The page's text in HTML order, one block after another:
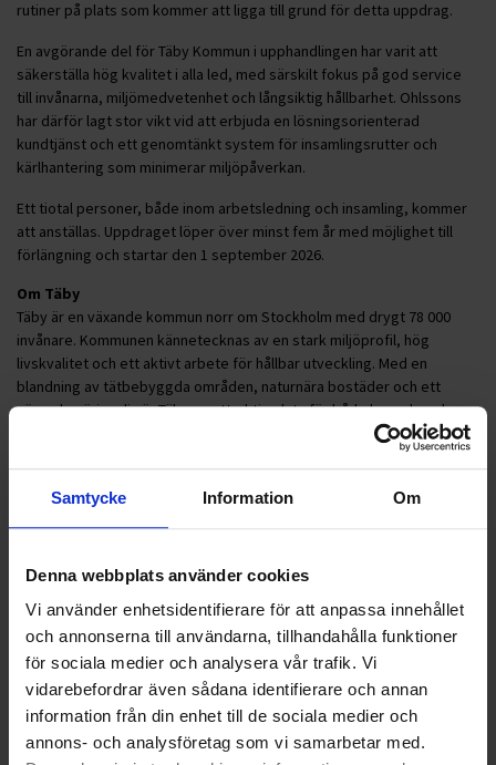
Samtycke Information Om
Denna webbplats använder cookies
Vi använder enhetsidentifierare för att anpassa innehållet
och annonserna till användarna, tillhandahålla funktioner
för sociala medier och analysera vår trafik. Vi
vidarebefordrar även sådana identifierare och annan
information från din enhet till de sociala medier och
annons- och analysföretag som vi samarbetar med.
rutiner på plats som kommer att ligga till grund för detta uppdrag.
En avgörande del för Täby Kommun i upphandlingen har varit att
säkerställa hög kvalitet i alla led, med särskilt fokus på god service
till invånarna, miljömedvetenhet och långsiktig hållbarhet. Ohlssons
har därför lagt stor vikt vid att erbjuda en lösningsorienterad
kundtjänst och ett genomtänkt system för insamlingsrutter och
kärlhantering som minimerar miljöpåverkan.
Ett tiotal personer, både inom arbetsledning och insamling, kommer
att anställas. Uppdraget löper över minst fem år med möjlighet till
förlängning och startar den 1 september 2026.
Om Täby
Täby är en växande kommun norr om Stockholm med drygt 78 000
invånare. Kommunen kännetecknas av en stark miljöprofil, hög
livskvalitet och ett aktivt arbete för hållbar utveckling. Med en
blandning av tätbebyggda områden, naturnära bostäder och ett
växande näringsliv är Täby en attraktiv plats för både boende och
företag. Kommunen har höga ambitioner inom återvinning och cirkulär
ekonomi vilket gör uppdraget för fastighetsnära insamling särskilt
Nyheter
ALLA
LANDSKRONA
NYA UPPDRAG